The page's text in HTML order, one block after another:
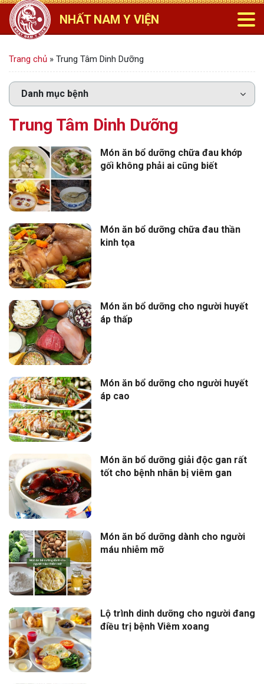
NHẤT NAM Y VIỆN
Trang chủ » Trung Tâm Dinh Dưỡng
Trung Tâm Dinh Dưỡng
Món ăn bổ dưỡng chữa đau khớp
gối không phải ai cũng biết
Món ăn bổ dưỡng chữa đau thần
kinh tọa
Món ăn bổ dưỡng cho người huyết
áp thấp
Món ăn bổ dưỡng cho người huyết
áp cao
Món ăn bổ dưỡng giải độc gan rất
tốt cho bệnh nhân bị viêm gan
Món ăn bổ dưỡng dành cho người
máu nhiễm mỡ
Lộ trình dinh dưỡng cho người đang
điều trị bệnh Viêm xoang